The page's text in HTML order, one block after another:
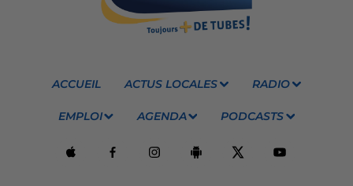
ACCUEIL ACTUS LOCALES RADIO
EMPLOI AGENDA PODCASTS